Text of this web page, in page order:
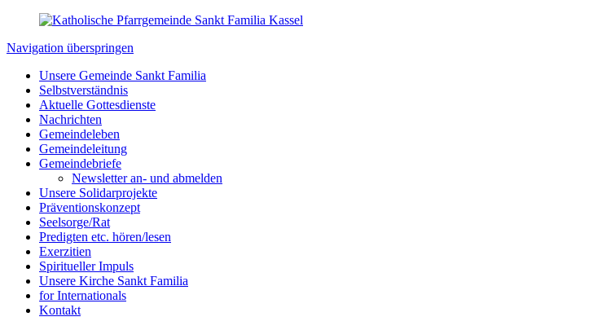
Navigation überspringen
Unsere Gemeinde Sankt Familia
Selbstverständnis
Aktuelle Gottesdienste
Nachrichten
Gemeindeleben
Gemeindeleitung
Gemeindebriefe
Newsletter an- und abmelden
Unsere Solidarprojekte
Präventionskonzept
Seelsorge/Rat
Predigten etc. hören/lesen
Exerzitien
Spiritueller Impuls
Unsere Kirche Sankt Familia
for Internationals
Kontakt